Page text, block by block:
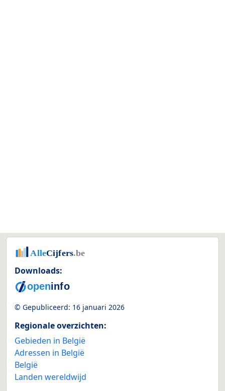
Downloads:
© Gepubliceerd: 16 januari 2026
Regionale overzichten:
Gebieden in België
Adressen in België
België
Landen wereldwijd